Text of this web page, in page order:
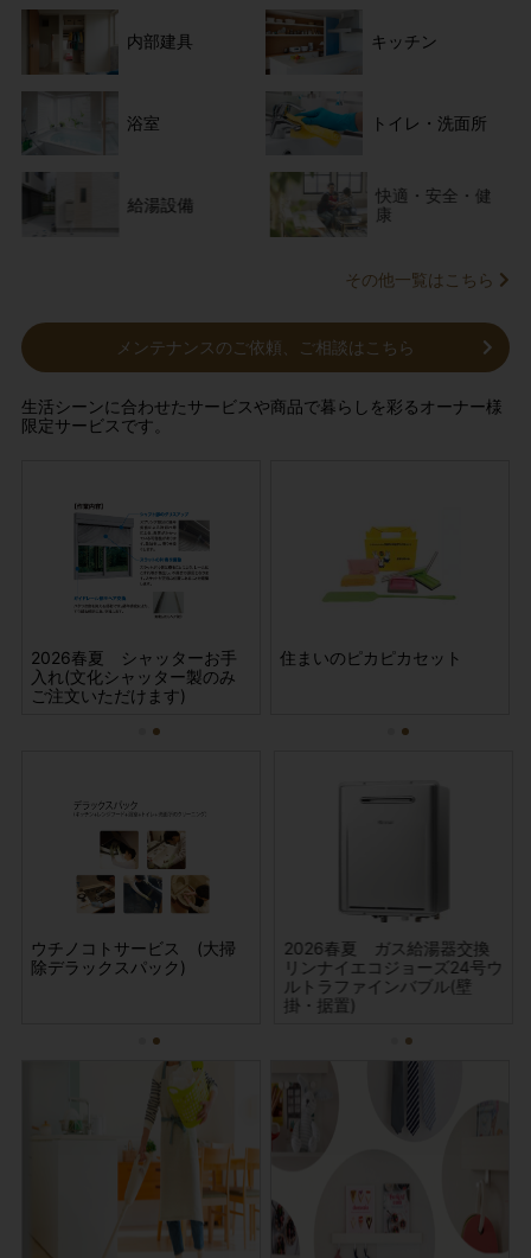
内部建具 キッチン
浴室 トイレ・洗面所
給湯設備
快適・安全・健
康
その他一覧はこちら
メンテナンスのご依頼、ご相談はこちら
生活シーンに合わせたサービスや商品で暮らしを彩るオーナー様
限定サービスです。
2026春夏 シャッターお手
入れ(文化シャッター製のみ
ご注文いただけます)
2026春夏 手動シャッター
ト
【おまとめ買い特典】偉人の
生涯と筆跡カレンダー2026
年版(専用フレームセット)
住まいのピカピカセット
ウチノコトサービス (大掃
除デラックスパック)
サービス収納用 棚板・受金
具セット 15タイプ
交換
24号ウ
サービス収納用 棚板・受金
具セット 20タイプ
2026春夏 ガス給湯器交換
リンナイエコジョーズ24号ウ
ルトラファインバブル(壁
掛・据置)